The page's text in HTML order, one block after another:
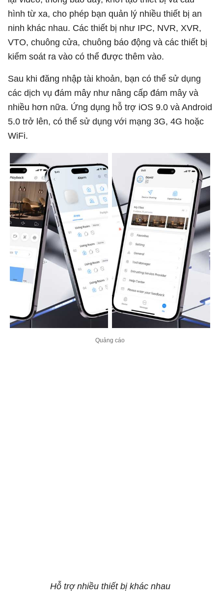
hình từ xa, cho phép bạn quản lý nhiều thiết bị an
ninh khác nhau. Các thiết bị như IPC, NVR, XVR,
VTO, chuông cửa, chuông báo động và các thiết bị
kiểm soát ra vào có thể được thêm vào.
Sau khi đăng nhập tài khoản, bạn có thể sử dụng
các dịch vụ đám mây như nâng cấp đám mây và
nhiều hơn nữa. Ứng dụng hỗ trợ iOS 9.0 và Android
5.0 trở lên, có thể sử dụng với mạng 3G, 4G hoặc
WiFi.
Hỗ trợ nhiều thiết bị khác nhau